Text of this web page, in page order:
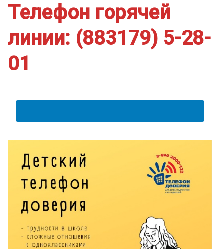
Телефон горячей
линии: (883179) 5-28-
01